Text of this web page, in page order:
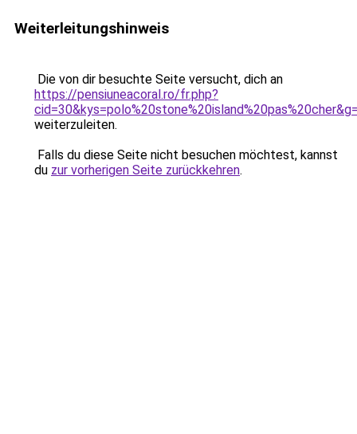
Weiterleitungshinweis
Die von dir besuchte Seite versucht, dich an
https://pensiuneacoral.ro/fr.php?
weiterzuleiten.
Falls du diese Seite nicht besuchen möchtest, kannst
du zur vorherigen Seite zurückkehren.